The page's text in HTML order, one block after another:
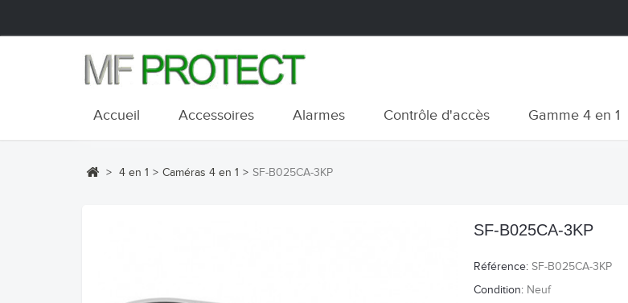
Accueil Accessoires Alarmes Contrôle d'accès Gamme 4 en 1
> 4 en 1 > Caméras 4 en 1 > SF-B025CA-3KP
SF-B025CA-3KP
Référence: SF-B025CA-3KP
Condition: Neuf